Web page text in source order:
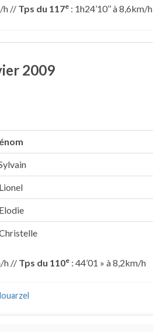
h // Tps du 117e : 1h24’10’’ à 8,6km/h
2009
h // Tps du 110e : 44’01 » à 8,2km/h